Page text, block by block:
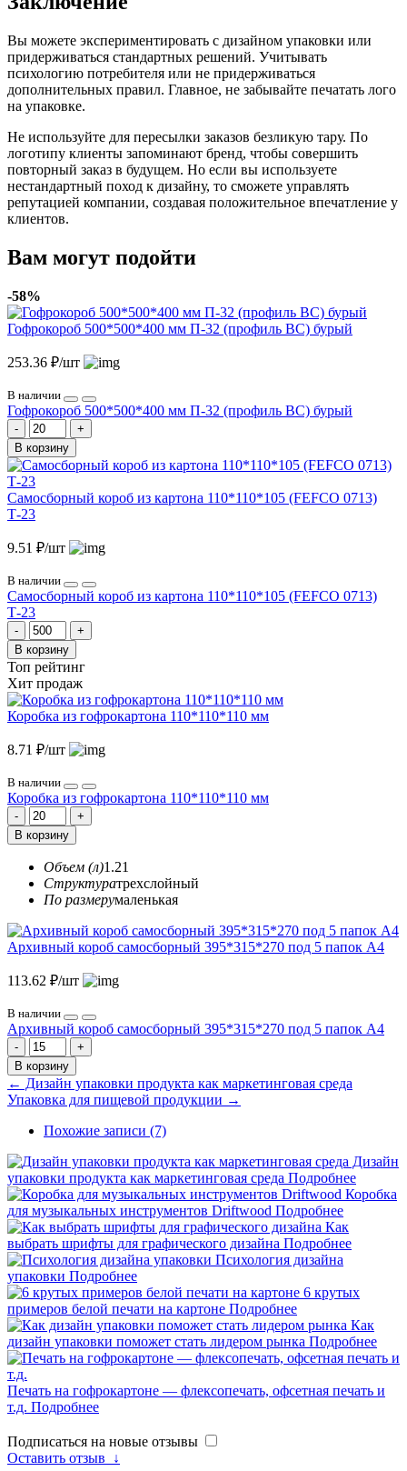
Вы можете экспериментировать с дизайном упаковки или
придерживаться стандартных решений. Учитывать
психологию потребителя или не придерживаться
дополнительных правил. Главное, не забывайте печатать лого
на упаковке.
Не используйте для пересылки заказов безликую тару. По
логотипу клиенты запоминают бренд, чтобы совершить
повторный заказ в будущем. Но если вы используете
нестандартный поход к дизайну, то сможете управлять
репутацией компании, создавая положительное впечатление у
клиентов.
Вам могут подойти
-58%
Гофрокороб 500*500*400 мм П-32 (профиль BC) бурый
253.36 ₽/шт
В наличии
Гофрокороб 500*500*400 мм П-32 (профиль BC) бурый
В корзину
Самосборный короб из картона 110*110*105 (FEFCO 0713)
Т-23
9.51 ₽/шт
В наличии
Самосборный короб из картона 110*110*105 (FEFCO 0713)
Т-23
В корзину
Топ рейтинг
Хит продаж
Коробка из гофрокартона 110*110*110 мм
8.71 ₽/шт
В наличии
Коробка из гофрокартона 110*110*110 мм
В корзину
Объем (л)1.21
Структуратрехслойный
По размерумаленькая
Архивный короб самосборный 395*315*270 под 5 папок А4
113.62 ₽/шт
В наличии
Архивный короб самосборный 395*315*270 под 5 папок А4
В корзину
← Дизайн упаковки продукта как маркетинговая среда
Упаковка для пищевой продукции →
Похожие записи (7)
Дизайн
упаковки продукта как маркетинговая среда Подробнее
Коробка
для музыкальных инструментов Driftwood Подробнее
Как
выбрать шрифты для графического дизайна Подробнее
Психология дизайна
упаковки Подробнее
6 крутых
примеров белой печати на картоне Подробнее
Как
дизайн упаковки поможет стать лидером рынка Подробнее
Печать на гофрокартоне — флексопечать, офсетная печать и
т.д. Подробнее
Подписаться на новые отзывы
Оставить отзыв
↓